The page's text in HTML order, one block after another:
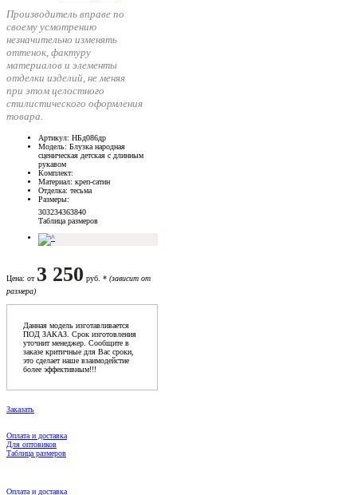
Производитель вправе по
своему усмотрению
незначительно изменять
оттенок, фактуру
материалов и элементы
отделки изделий, не меняя
при этом целостного
стилистического оформления
товара.
Артикул: НБд086др
Модель: Блузка народная
сценическая детская с длинным
рукавом
Комплект:
Материал: креп-сатин
Отделка: тесьма
Размеры:
303234363840
Таблица размеров
Цена: от 3 250 руб. * (зависит от
размера)
Данная модель изготавливается
ПОД ЗАКАЗ. Срок изготовления
уточнит менеджер. Сообщите в
заказе критичные для Вас сроки,
это сделает наше взаимодейстие
более эффективным!!!
Заказать
Оплата и доставка
Для оптовиков
Таблица размеров
Оплата и доставка